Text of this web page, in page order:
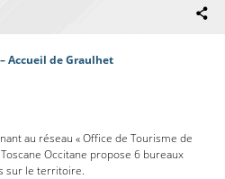
Accueil de Graulhet
au réseau « Office de Tourisme de
Occitane propose 6 bureaux
sur le territoire.